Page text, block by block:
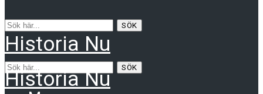
SÖK
Historia Nu
SÖK
Historia Nu